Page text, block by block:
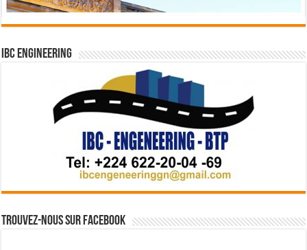
IBC Engineering
Trouvez-nous sur Facebook